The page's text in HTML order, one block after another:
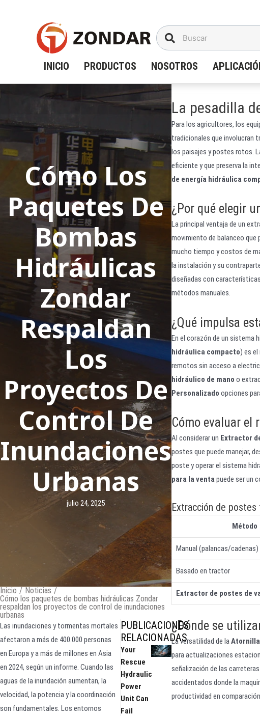
INICIO PRODUCTOS NOSOTROS
Cómo Los
Paquetes De
Bombas
Hidráulicas
Zondar
Respaldan
Los
Proyectos De
Control De
Inundaciones
Urbanas
julio 24, 2025
Inicio / Noticias /
Cómo los paquetes de bombas hidráulicas Zondar
respaldan los proyectos de control de inundaciones
urbanas
Las inundaciones y tormentas mortales
afectaron a más de 400.000 personas
en Europa y a más de millones en Asia
en 2024, según un informe. Cuando las
aguas de la inundación aumentan, la
velocidad, la potencia y la coordinación
son fundamentales. Los entornos
PUBLICACIONES
RELACIONADAS
Your
Rescue
Hydraulic
Power
Unit Can
Fail
La pesadilla
Para los agricultores, los
tradicionales que involucran
los paisajes y postes rotos.
eficiente y que preserva la
de energía hidráulica
¿Por qué elegir
La principal ventaja de un
movimiento de balanceo que
mucho tiempo y costos de
la instalación y su
diseñadas con
métodos manuales.
¿Qué impulsa
En el corazón de un sistema
hidráulica compacto) es el
remotos sin acceso a
hidráulico de mano o
Personalizado opciones
Cómo evaluar el
Al considerar un Extractor
postes que puede manejar,
poste y operar el sistema
para la ventapuede ser un
Extracción de postes
Método
Manual (palancas/cadenas)
Basado en tractor
Extractor de postes de
¿Dónde se
La versatilidad de la
para actualizaciones
señalización de las
accidentados donde la
productividad en